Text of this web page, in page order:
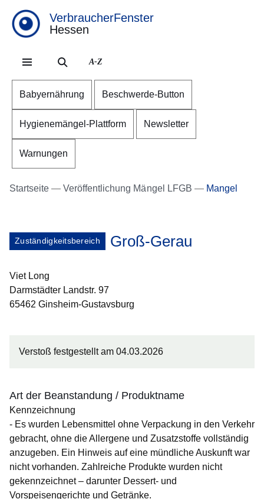
VerbraucherFenster
Hessen
A-Z
Babyernährung Beschwerde-Button
Hygienemängel-Plattform Newsletter
Warnungen
Startseite Veröffentlichung Mängel LFGB Mangel
Zuständigkeitsbereich Groß-Gerau
Viet Long
Darmstädter Landstr. 97
65462 Ginsheim-Gustavsburg
Verstoß festgestellt am 04.03.2026
Art der Beanstandung / Produktname
Kennzeichnung
- Es wurden Lebensmittel ohne Verpackung in den Verkehr
gebracht, ohne die Allergene und Zusatzstoffe vollständig
anzugeben. Ein Hinweis auf eine mündliche Auskunft war
nicht vorhanden. Zahlreiche Produkte wurden nicht
gekennzeichnet – darunter Dessert- und
Vorspeisengerichte und Getränke.